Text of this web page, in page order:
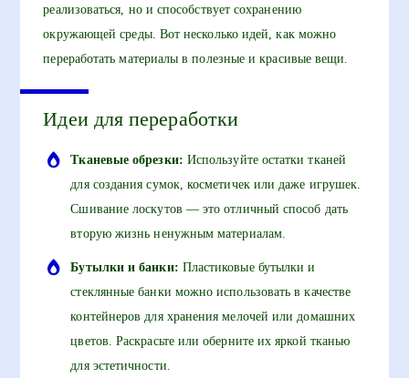
реализоваться, но и способствует сохранению
окружающей среды. Вот несколько идей, как можно
переработать материалы в полезные и красивые вещи.
Идеи для переработки
Тканевые обрезки: Используйте остатки тканей
для создания сумок, косметичек или даже игрушек.
Сшивание лоскутов — это отличный способ дать
вторую жизнь ненужным материалам.
Бутылки и банки: Пластиковые бутылки и
стеклянные банки можно использовать в качестве
контейнеров для хранения мелочей или домашних
цветов. Раскрасьте или оберните их яркой тканью
для эстетичности.